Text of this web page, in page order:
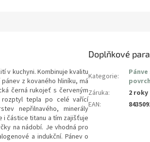
v kuchyni. Kombinuje kvalitu
z kovaného hliníku, má
černá rukojeť s červeným
rozptyl tepla po celé vařící
nepřilnavého, minerály
i částice titanu a tím zajišťuje
na nádobí. Je vhodná pro
a indukční. Pánev o
Doplňkové
Kategorie:
Záruka:
2 roky
EAN: